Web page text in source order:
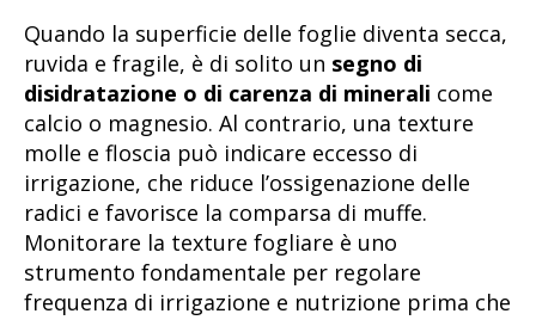
Quando la superficie delle foglie diventa secca,
ruvida e fragile, è di solito un segno di
disidratazione o di carenza di minerali come
calcio o magnesio. Al contrario, una texture
molle e floscia può indicare eccesso di
irrigazione, che riduce l’ossigenazione delle
radici e favorisce la comparsa di muffe.
Monitorare la texture fogliare è uno
strumento fondamentale per regolare
frequenza di irrigazione e nutrizione prima che